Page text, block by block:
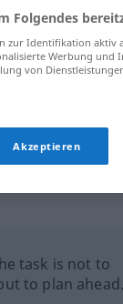
→ siehe „allot“
task is not to
to plan ahead.
Folgendes
zur Identifikation aktiv
Werbung und
von
Akzeptieren